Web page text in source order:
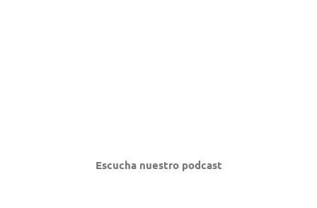
Escucha nuestro podcast